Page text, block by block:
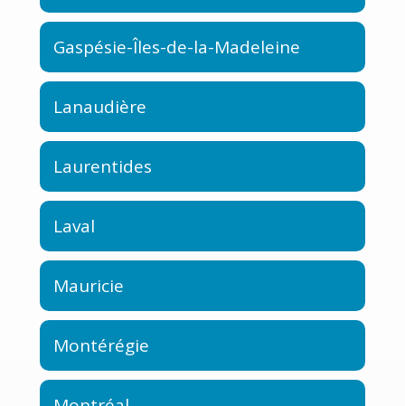
Gaspésie-Îles-de-la-Madeleine
Lanaudière
Laurentides
Laval
Mauricie
Montérégie